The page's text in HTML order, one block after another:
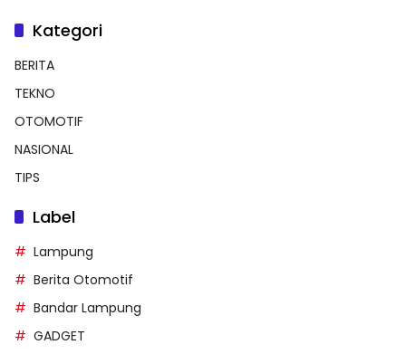
Kategori
BERITA
TEKNO
OTOMOTIF
NASIONAL
TIPS
Label
Lampung
Berita Otomotif
Bandar Lampung
GADGET